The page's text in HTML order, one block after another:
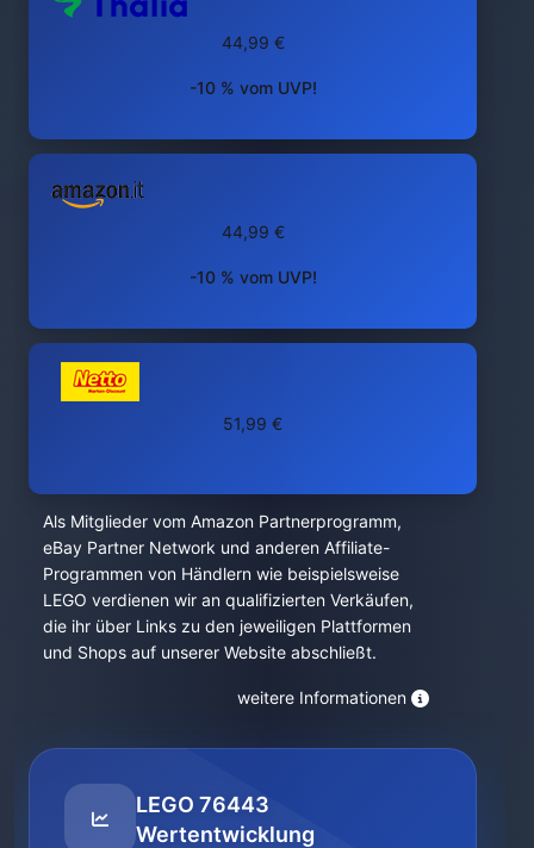
44,99 €
-10 % vom UVP!
44,99 €
-10 % vom UVP!
51,99 €
Als Mitglieder vom Amazon Partnerprogramm,
eBay Partner Network und anderen Affiliate-
Programmen von Händlern wie beispielsweise
LEGO verdienen wir an qualifizierten Verkäufen,
die ihr über Links zu den jeweiligen Plattformen
und Shops auf unserer Website abschließt.
weitere Informationen
LEGO 76443
Wertentwicklung